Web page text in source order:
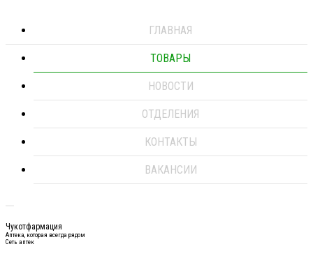
ГЛАВНАЯ
ТОВАРЫ
НОВОСТИ
ОТДЕЛЕНИЯ
КОНТАКТЫ
ВАКАНСИИ
Чукотфармация
Аптека, которая всегда рядом
Сеть аптек